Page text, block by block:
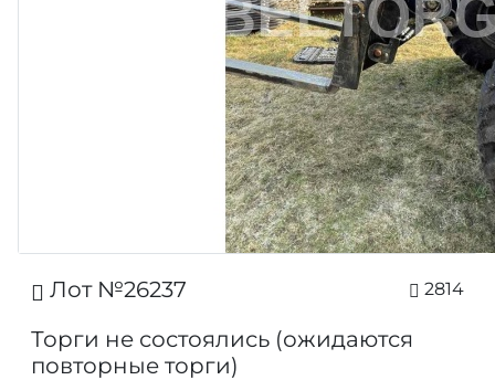
Лот №26237 2814
Торги не состоялись (ожидаются
повторные торги)